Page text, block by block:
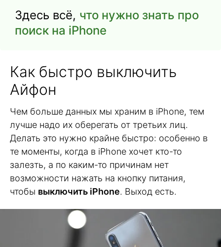
Здесь всё, что нужно знать про
поиск на iPhone
Как быстро выключить
Айфон
Чем больше данных мы храним в iPhone, тем
лучше надо их оберегать от третьих лиц.
Делать это нужно крайне быстро: особенно в
те моменты, когда в iPhone хочет кто-то
залезть, а по каким-то причинам нет
возможности нажать на кнопку питания,
чтобы выключить iPhone. Выход есть.